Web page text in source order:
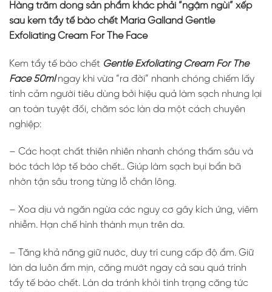
Hàng trăm dòng sản phẩm khác phải “ngậm ngùi” xếp
sau kem tẩy tế bào chết Maria Galland Gentle
Exfoliating Cream For The Face
Kem tẩy tế bào chết Gentle Exfoliating Cream For The
Face 50mlngay khi vừa “ra đời” nhanh chóng chiếm lấy
tình cảm người tiêu dùng bởi hiệu quả làm sạch nhưng lại
an toàn tuyệt đối, chăm sóc làn da một cách chuyên
nghiệp:
– Các hoạt chất thiên nhiên nhanh chóng thấm sâu và
bóc tách lớp tế bào chết.. Giúp làm sạch bụi bẩn bã
nhờn tận sâu trong từng lỗ chân lông.
– Xoa dịu và ngăn ngừa các nguy cơ gây kích ứng, viêm
nhiễm. Hạn chế hình thành mụn trên da.
– Tăng khả năng giữ nước, duy trì cung cấp độ ẩm. Giữ
làn da luôn ẩm mịn, căng mướt ngay cả sau quá trình
tẩy tế bào chết. Làn da tránh khỏi tình trạng căng tức